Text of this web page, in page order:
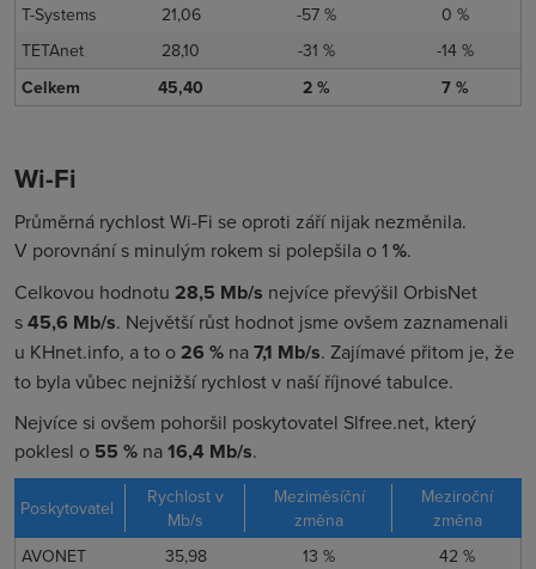
T-Systems
21,06 -57 %
0 %
TETAnet
28,10 -31 %
-14 %
Celkem
45,40 2 % 7 %
Wi-Fi
Průměrná rychlost Wi-Fi se oproti září nijak nezměnila.
V porovnání s minulým rokem si polepšila o 1 %.
Celkovou hodnotu 28,5 Mb/s nejvíce převýšil OrbisNet
s45,6 Mb/s. Největší růst hodnot jsme ovšem zaznamenali
u KHnet.info, a to o26 % na7,1 Mb/s. Zajímavé přitom je, že
to byla vůbec nejnižší rychlost v naší říjnové tabulce.
Nejvíce si ovšem pohoršil poskytovatel Slfree.net, který
poklesl o 55 % na16,4 Mb/s.
Poskytovatel
Rychlost v
Mb/s
Meziměsíční
změna
Meziroční
změna
AVONET
35,98 13 %
42 %